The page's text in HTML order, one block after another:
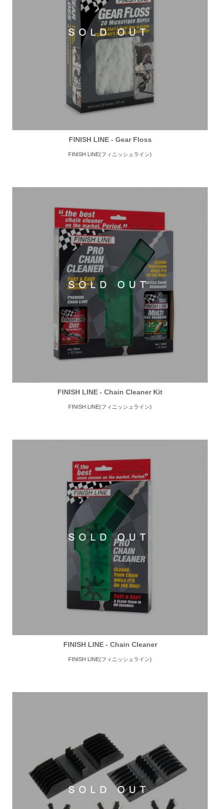
FINISH LINE - Gear Floss
FINISH LINE(フィニッシュライン)
FINISH LINE - Chain Cleaner Kit
FINISH LINE(フィニッシュライン)
FINISH LINE - Chain Cleaner
FINISH LINE(フィニッシュライン)